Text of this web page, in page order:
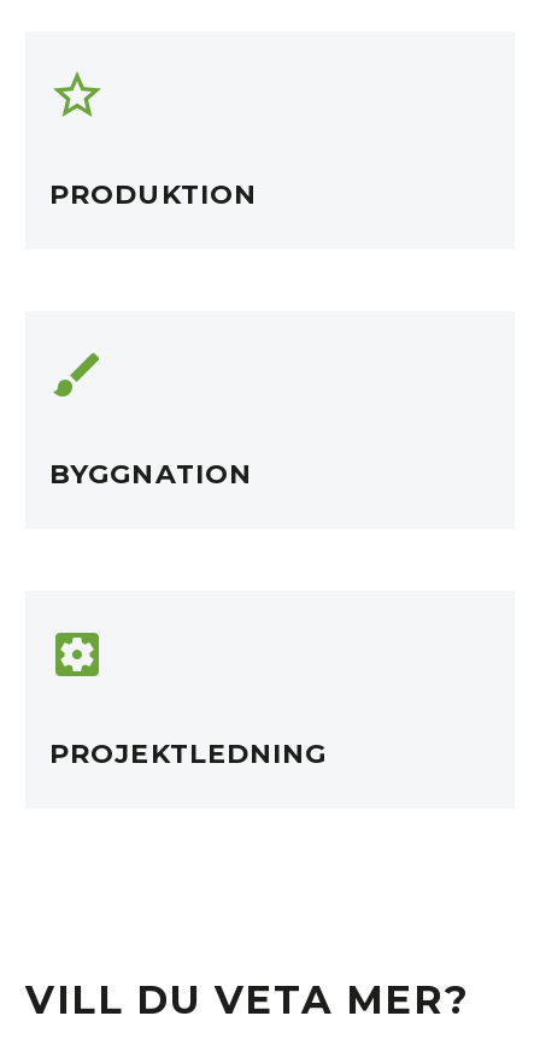


PRODUKTION


BYGGNATION


PROJEKTLEDNING
VILL DU VETA MER?